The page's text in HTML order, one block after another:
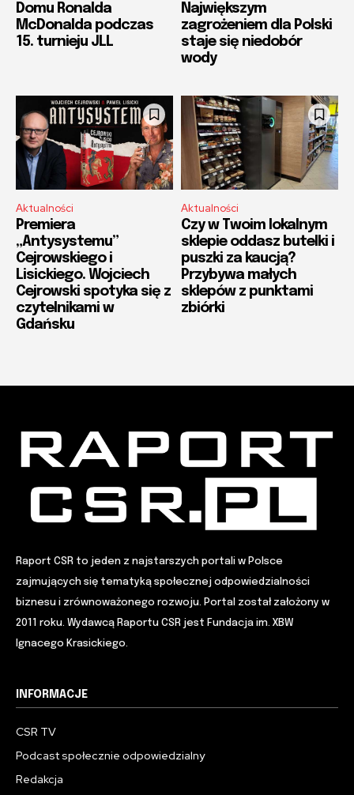
Domu Ronalda
McDonalda podczas
15. turnieju JLL
Największym
zagrożeniem dla Polski
staje się niedobór
wody
Aktualności
Premiera
„Antysystemu”
Cejrowskiego i
Lisickiego. Wojciech
Cejrowski spotyka się z
czytelnikami w
Gdańsku
Aktualności
Czy w Twoim lokalnym
sklepie oddasz butelki i
puszki za kaucją?
Przybywa małych
sklepów z punktami
zbiórki
Raport CSR to jeden z najstarszych portali w Polsce
zajmujących się tematyką społecznej odpowiedzialności
biznesu i zrównoważonego rozwoju. Portal został założony w
2011 roku. Wydawcą Raportu CSR jest Fundacja im. XBW
Ignacego Krasickiego.
INFORMACJE
CSR TV
Podcast społecznie odpowiedzialny
Redakcja